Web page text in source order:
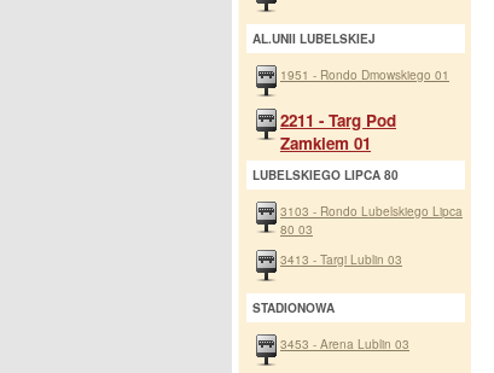
AL.UNII LUBELSKIEJ
1951 - Rondo Dmowskiego 01
2211 - Targ Pod
Zamkiem 01
LUBELSKIEGO LIPCA 80
3103 - Rondo Lubelskiego Lipca
80 03
3413 - Targi Lublin 03
STADIONOWA
3453 - Arena Lublin 03